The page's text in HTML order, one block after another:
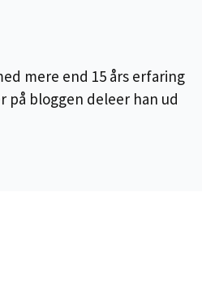
mere end 15 års erfaring
på bloggen deleer han ud